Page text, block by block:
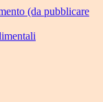
(da pubblicare